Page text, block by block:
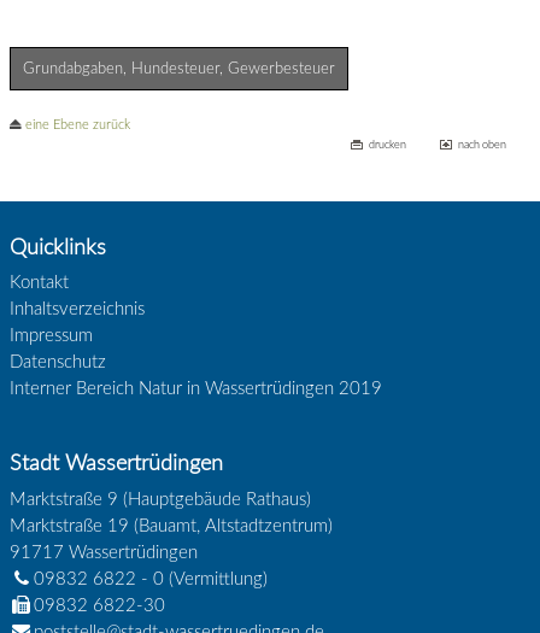
Grundabgaben, Hundesteuer, Gewerbesteuer
eine Ebene zurück
drucken nach oben
Quicklinks
Kontakt
Inhaltsverzeichnis
Impressum
Datenschutz
Interner Bereich Natur in Wassertrüdingen 2019
Stadt Wassertrüdingen
Marktstraße 9 (Hauptgebäude Rathaus)
Marktstraße 19 (Bauamt, Altstadtzentrum)
91717 Wassertrüdingen
09832 6822 - 0(Vermittlung)
09832 6822-30